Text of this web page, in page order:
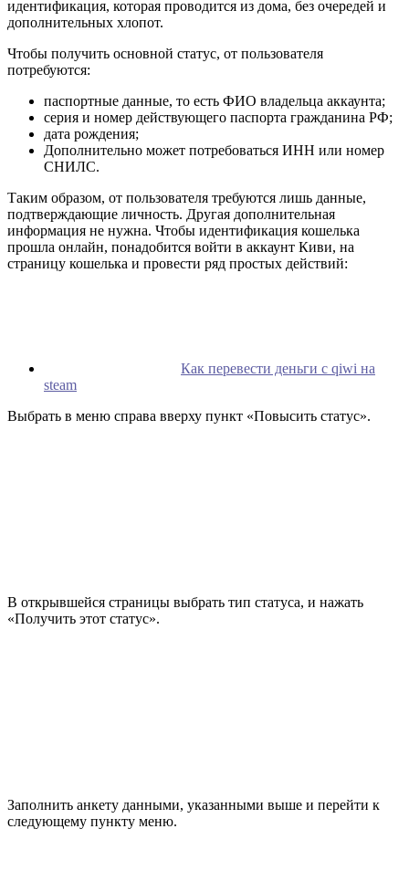
идентификация, которая проводится из дома, без очередей и
дополнительных хлопот.
Чтобы получить основной статус, от пользователя
потребуются:
паспортные данные, то есть ФИО владельца аккаунта;
серия и номер действующего паспорта гражданина РФ;
дата рождения;
Дополнительно может потребоваться ИНН или номер
СНИЛС.
Таким образом, от пользователя требуются лишь данные,
подтверждающие личность. Другая дополнительная
информация не нужна. Чтобы идентификация кошелька
прошла онлайн, понадобится войти в аккаунт Киви, на
страницу кошелька и провести ряд простых действий:
Как перевести деньги с qiwi на
steam
Выбрать в меню справа вверху пункт «Повысить статус».
В открывшейся страницы выбрать тип статуса, и нажать
«Получить этот статус».
Заполнить анкету данными, указанными выше и перейти к
следующему пункту меню.